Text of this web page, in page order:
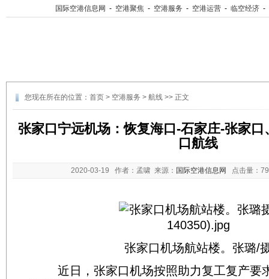
国际空港信息网 - 空港聚焦 - 空港服务 - 空港运营 - 临空经济 -
您现在所在的位置： 首页 > 空港服务 > 航线 >> 正文
张家口宁远机场：恢复海口-石家庄-张家
口航线
2020-03-19 作者：孟啸 来源： 国际空港信息网 点击量：
张家口机场航站楼。张璐/
近日，张家口机场按照助力复工复产要